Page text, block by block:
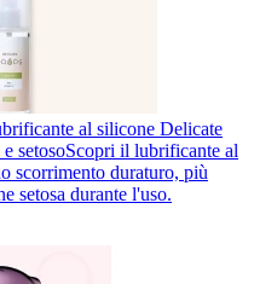
al silicone Delicate
setosoScopri il lubrificante al
scorrimento duraturo, più
setosa durante l'uso.